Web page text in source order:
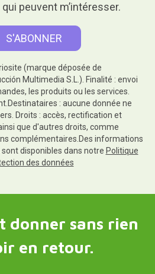
qui peuvent m’intéresser.
(marque déposée de
Multimedia S.L.). Finalité : envoi
les produits ou les services.
: aucune donnée ne
Droits : accès, rectification et
que d'autres droits, comme
complémentaires.Des informations
disponibles dans notre Politique
des données
donner sans rien
en retour.